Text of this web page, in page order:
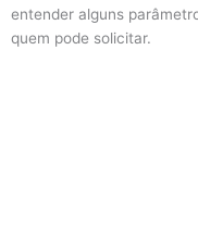
entender alguns
quem pode solicitar.